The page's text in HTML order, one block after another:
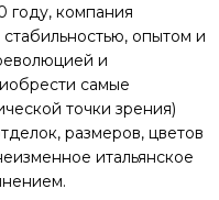
году, компания
опытом и
и
самые
точки зрения)
размеров, цветов
итальянское